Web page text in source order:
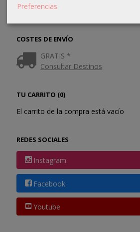
COSTES DE ENVÍO
GRATIS *
Consultar Destinos
TU CARRITO (0)
El carrito de la compra está vacío
REDES SOCIALES
Instagram
Facebook
Youtube
Preferencias